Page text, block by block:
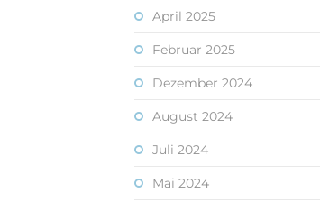
April 2025
Februar 2025
Dezember 2024
August 2024
Juli 2024
Mai 2024